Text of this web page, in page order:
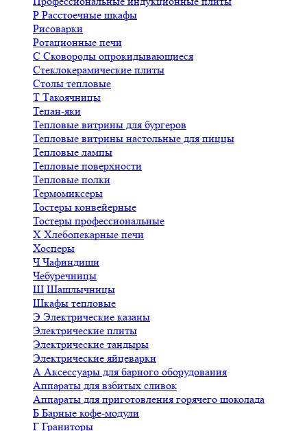
Р Расстоечные шкафы
Рисоварки
Ротационные печи
С Сковороды опрокидывающиеся
Стеклокерамические плиты
Столы тепловые
Т Такоячницы
Тепан-яки
Тепловые витрины для бургеров
Тепловые витрины настольные для пиццы
Тепловые лампы
Тепловые поверхности
Тепловые полки
Термомиксеры
Тостеры конвейерные
Тостеры профессиональные
Х Хлебопекарные печи
Хосперы
ЧЧафиндиши
Чебуречницы
Ш Шашлычницы
Шкафы тепловые
Э Электрические казаны
Электрические плиты
Электрические тандыры
Электрические яйцеварки
А Аксессуары для барного оборудования
Аппараты для взбитых сливок
Аппараты для приготовления горячего шоколада
Б Барные кофе-модули
Г Граниторы